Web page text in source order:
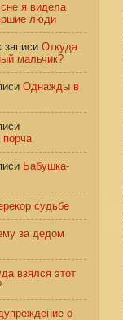
я видела
люди
записи Откуда
мальчик?
Однажды в
порча
Бабушка-
судьбе
за дедом
взялся этот
о